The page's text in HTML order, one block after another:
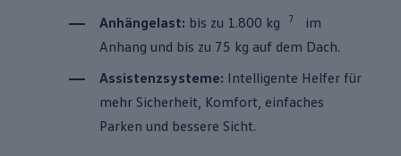
Anhängelast: bis zu 1.800 kg⁠ 7
im
Anhang und bis zu 75 kg auf dem Dach.
Assistenzsysteme: Intelligente Helfer für
mehr Sicherheit, Komfort, einfaches
Parken und bessere Sicht.